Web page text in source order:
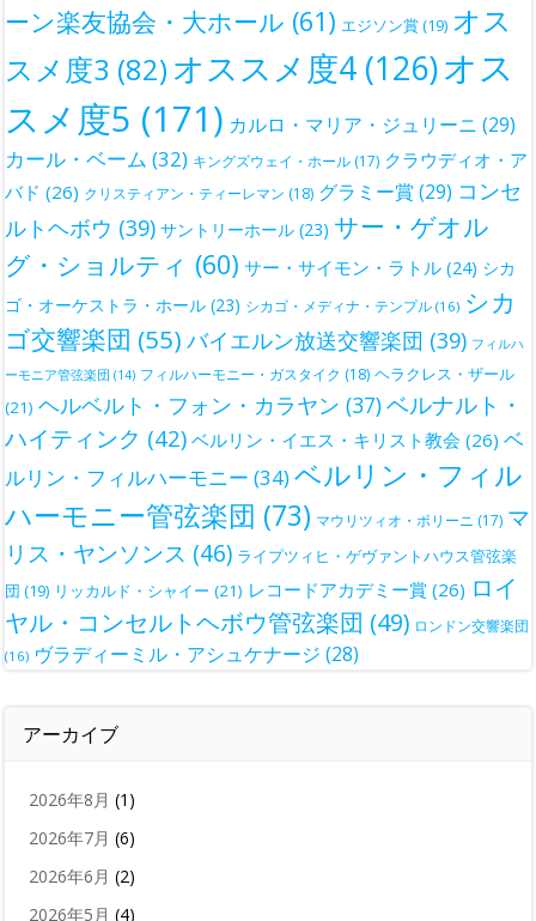
ーン楽友協会・大ホール (61) エジソン賞(19) オス
スメ度3 (82) オススメ度4 (126)オス
スメ度5 (171) カルロ・マリア・ジュリーニ (29)
カール・ベーム (32) キングズウェイ・ホール (17) クラウディオ・ア
バド (26) クリスティアン・ティーレマン (18) グラミー賞 (29) コンセ
ルトヘボウ (39) サントリーホール (23) サー・ゲオル
グ・ショルティ (60) サー・サイモン・ラトル (24) シカ
ゴ・オーケストラ・ホール (23) シカゴ・メディナ・テンプル (16) シカ
ゴ交響楽団 (55) バイエルン放送交響楽団 (39) フィルハ
ーモニア管弦楽団 (14) フィルハーモニー・ガスタイク (18) ヘラクレス・ザール
(21) ヘルベルト・フォン・カラヤン (37)ベルナルト・
ハイティンク (42) ベルリン・イエス・キリスト教会 (26) ベ
ルリン・フィルハーモニー (34)ベルリン・フィル
ハーモニー管弦楽団 (73) マウリツィオ・ポリーニ (17) マ
リス・ヤンソンス (46) ライプツィヒ・ゲヴァントハウス管弦楽
団 (19) リッカルド・シャイー (21) レコードアカデミー賞 (26) ロイ
ヤル・コンセルトヘボウ管弦楽団 (49) ロンドン交響楽団
(16) ヴラディーミル・アシュケナージ (28)
アーカイブ
2026年8月 (1)
2026年7月 (6)
2026年6月 (2)
2026年5月 (4)